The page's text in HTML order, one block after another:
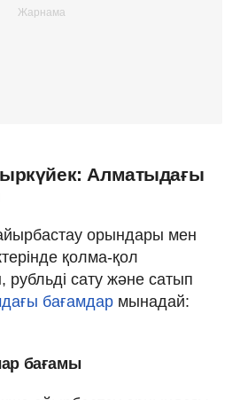
Алматыдағы
орындары мен
қолма-қол
сату және сатып
бағамдар мынадай:
бағамы